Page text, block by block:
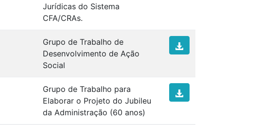
Jurídicas do Sistema
CFA/CRAs.
Grupo de Trabalho de
Desenvolvimento de Ação
Social
Grupo de Trabalho para
Elaborar o Projeto do Jubileu
da Administração (60 anos)